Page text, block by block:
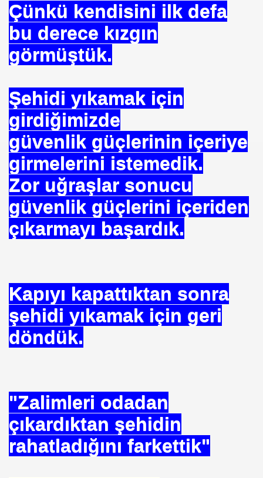
Çünkü kendisini ilk defa
bu derece kızgın
görmüştük.
Şehidi yıkamak için
girdiğimizde
güvenlik güçlerinin içeriye
girmelerini istemedik.
Zor uğraşlar sonucu
güvenlik güçlerini içeriden
çıkarmayı başardık.
Kapıyı kapattıktan sonra
şehidi yıkamak için geri
döndük.
"Zalimleri odadan
çıkardıktan şehidin
rahatladığını farkettik"
Mücadele Derneği
?